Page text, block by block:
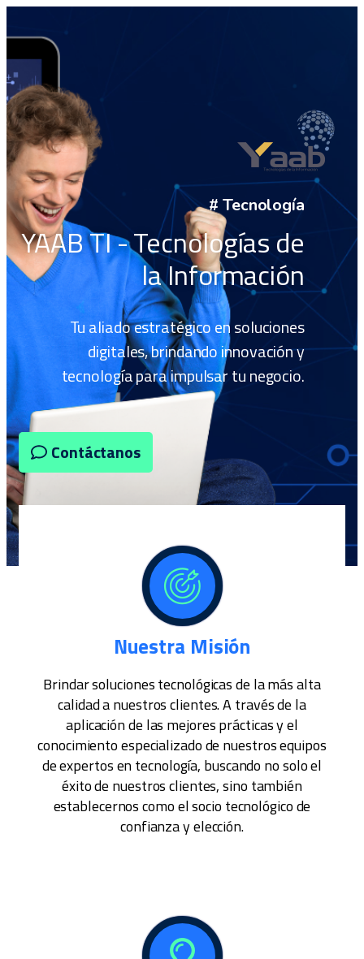
# Tecnología
YAAB TI - Tecnologías de
la Información
Tu aliado estratégico en soluciones
digitales, brindando innovación y
tecnología para impulsar tu negocio.
Contáctanos
Nuestra Misión
Brindar soluciones tecnológicas de la más alta
calidad a nuestros clientes. A través de la
aplicación de las mejores prácticas y el
conocimiento especializado de nuestros equipos
de expertos en tecnología, buscando no solo el
éxito de nuestros clientes, sino también
establecernos como el socio tecnológico de
confianza y elección.